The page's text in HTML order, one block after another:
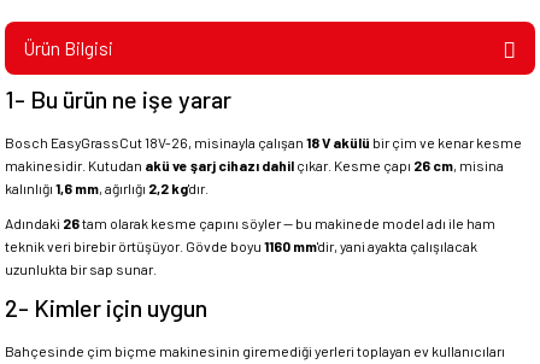
Ürün Bilgisi
1- Bu ürün ne işe yarar
Bosch EasyGrassCut 18V-26, misinayla çalışan 18 V akülü bir çim ve kenar kesme
makinesidir. Kutudan akü ve şarj cihazı dahil çıkar. Kesme çapı 26 cm, misina
kalınlığı 1,6 mm, ağırlığı 2,2 kg'dır.
Adındaki 26tam olarak kesme çapını söyler — bu makinede model adı ile ham
teknik veri birebir örtüşüyor. Gövde boyu 1160 mm'dir, yani ayakta çalışılacak
uzunlukta bir sap sunar.
2- Kimler için uygun
Bahçesinde çim biçme makinesinin giremediği yerleri toplayan ev kullanıcıları